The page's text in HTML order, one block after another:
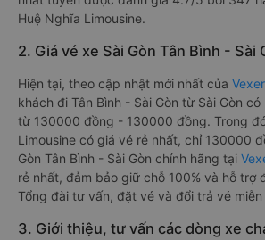
Huệ Nghĩa Limousine.
2. Giá vé xe Sài Gòn Tân Bình - Sài
Hiện tại, theo cập nhật mới nhất của
khách đi Tân Bình - Sài Gòn từ Sài Gòn
từ 130000 đồng - 130000 đồng. Trong
Limousine có giá vé rẻ nhất, chỉ 130000
Gòn Tân Bình - Sài Gòn chính hãng tại
rẻ nhất, đảm bảo giữ chỗ 100% và hỗ trợ
Tổng đài tư vấn, đặt vé và đổi trả vé miễn
3. Giới thiệu, tư vấn các dòng xe